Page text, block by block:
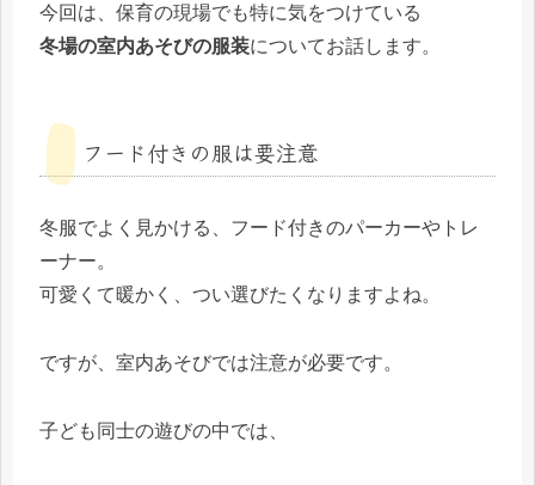
今回は、保育の現場でも特に気をつけている
冬場の室内あそびの服装についてお話します。
フード付きの服は要注意
冬服でよく見かける、フード付きのパーカーやトレ
ーナー。
可愛くて暖かく、つい選びたくなりますよね。
ですが、室内あそびでは注意が必要です。
子ども同士の遊びの中では、